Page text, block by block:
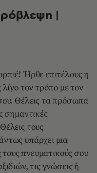
|
τον τρόπο με τον
Θέλεις τα πρόσωπα
σημαντικές
τους
υπάρχει μια
τους πνευματικούς σου
τις γνώσεις ή